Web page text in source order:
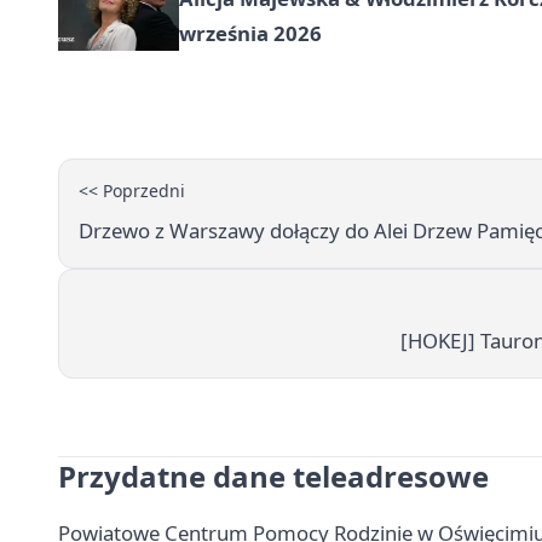
września 2026
<< Poprzedni
Drzewo z Warszawy dołączy do Alei Drzew
[HOKEJ]
Przydatne dane teleadresowe
Powiatowe Centrum Pomocy Rodzinie w